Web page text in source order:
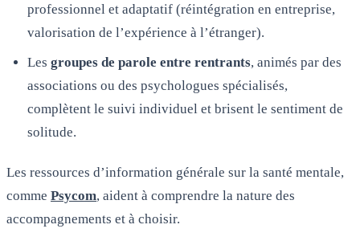
professionnel et adaptatif (réintégration en entreprise,
valorisation de l’expérience à l’étranger).
Les groupes de parole entre rentrants, animés par des
associations ou des psychologues spécialisés,
complètent le suivi individuel et brisent le sentiment de
solitude.
Les ressources d’information générale sur la santé mentale,
comme Psycom, aident à comprendre la nature des
accompagnements et à choisir.